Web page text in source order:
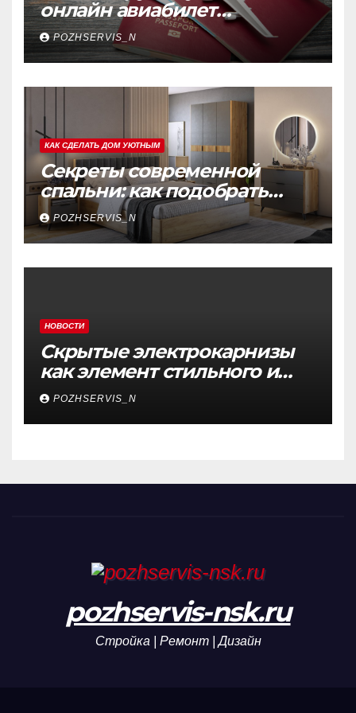
онлайн авиабилет
Аэрофлота: пошаговое
руководство
POZHSERVIS_N
КАК СДЕЛАТЬ ДОМ УЮТНЫМ
Секреты современной
спальни: как подобрать
мебель, которая меняет
пространство
POZHSERVIS_N
НОВОСТИ
Скрытые электрокарнизы
как элемент стильного и
функционального
интерьера
POZHSERVIS_N
pozhservis-nsk.ru
Стройка | Ремонт | Дизайн